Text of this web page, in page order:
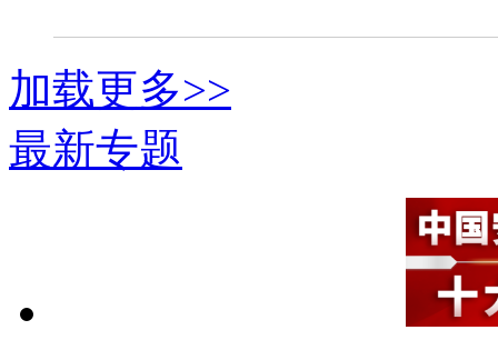
加载更多>>
最新专题